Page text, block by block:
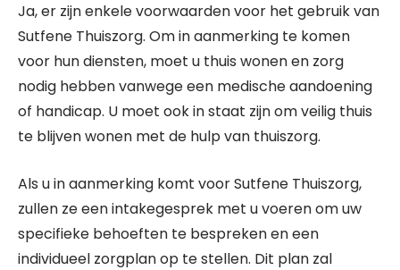
Ja, er zijn enkele voorwaarden voor het gebruik van
Sutfene Thuiszorg. Om in aanmerking te komen
voor hun diensten, moet u thuis wonen en zorg
nodig hebben vanwege een medische aandoening
of handicap. U moet ook in staat zijn om veilig thuis
te blijven wonen met de hulp van thuiszorg.
Als u in aanmerking komt voor Sutfene Thuiszorg,
zullen ze een intakegesprek met u voeren om uw
specifieke behoeften te bespreken en een
individueel zorgplan op te stellen. Dit plan zal